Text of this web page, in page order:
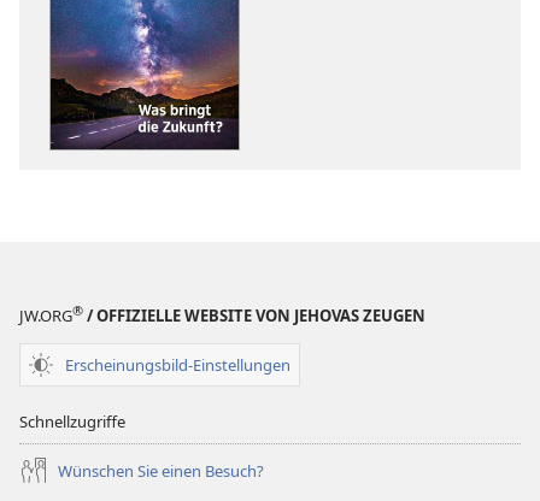
JW.ORG® / OFFIZIELLE WEBSITE VON JEHOVAS ZEUGEN
Erscheinungsbild-Einstellungen
Schnellzugriffe
Wünschen Sie einen Besuch?